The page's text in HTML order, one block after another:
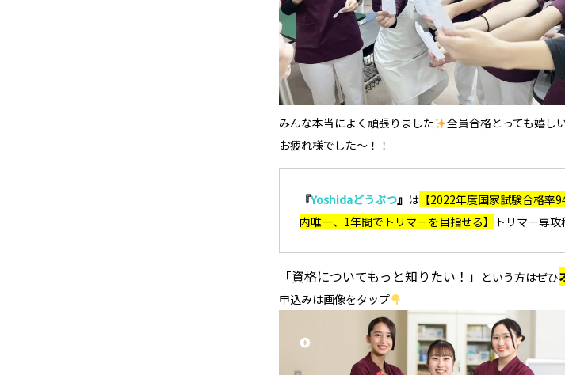
みんな本当によく頑張りました
全員合格とっても嬉し
お疲れ様でした～！！
『Yoshidaどうぶつ』 は 【2022年度国家試験合格率
内唯一、1年間でトリマーを目指せる】
トリマー専攻
「資格についてもっと知りたい！」 という方はぜひ
申込みは画像をタップ